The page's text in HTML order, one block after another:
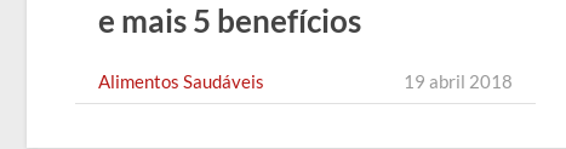
e mais 5 benefícios
Alimentos Saudáveis 19 abril 2018